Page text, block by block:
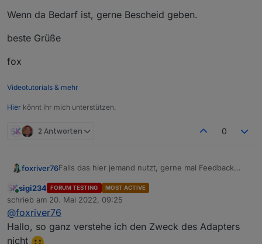
Wenn da Bedarf ist, gerne Bescheid geben.
beste Grüße
fox
Videotutorials & mehr
Hier könnt ihr mich unterstützen.
2 Antworten 0
foxriver76Falls das hier jemand nutzt, gerne mal Feedback
funktionieren nicht so schön wie in Phantomjs?
Oder ihr möchtet die Screenshots als Binary States
oder als Files direkt im ioBroker Storage speichern?
;-)
Wenn da Bedarf ist, gerne Bescheid geben.
beste Grüße
Online
sigi234 FORUM TESTING MOST ACTIVE
schrieb am 20. Mai 2022, 09:25
zuletzt editiert von
@foxriver76
Hallo, so ganz verstehe ich den Zweck des Adapters
nicht